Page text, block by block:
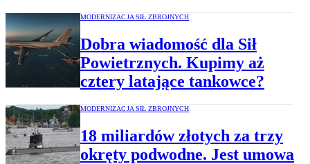
MODERNIZACJA SIŁ ZBROJNYCH
Dobra wiadomość dla Sił
Powietrznych. Kupimy aż
cztery latające tankowce?
MODERNIZACJA SIŁ ZBROJNYCH
18 miliardów złotych za trzy
okręty podwodne. Jest umowa